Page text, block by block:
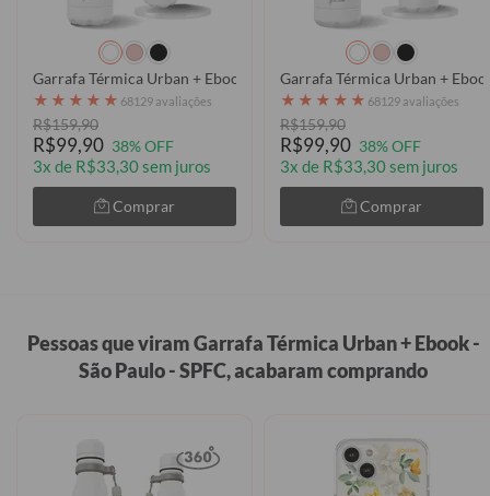
Garrafa Térmica Urban + Ebook - São Paulo - Faixa 2023
★ ★ ★ ★ ★ 68129 avaliações
R$159,90
R$99,90 38% OFF
3x de R$33,30 sem juros
Comprar
Garrafa Térmica Urban +
★ ★ ★ ★ ★ 68129 avaliações
R$159,90
R$99,90 38% OFF
3x de R$33,30 sem juros
Comprar
Pessoas que viram Garrafa Térmica Urban + Ebook -
São Paulo - SPFC, acabaram comprando